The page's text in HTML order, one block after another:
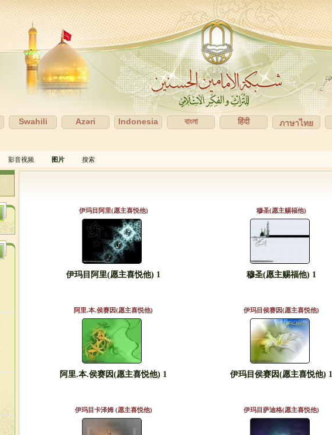
ภาษาไทย
हिंदी
বাংলা
Indonesia
Azəri
Swahili
影音视频 图片 搜索
穆圣(愿主赐福他)
穆圣(愿主赐福他) 1
伊玛目阿里(愿主喜悦他)
伊玛目阿里(愿主喜悦他) 1
伊玛目侯赛因(愿主喜悦他)
伊玛目侯赛因(愿主喜悦他) 1
阿里.本.侯赛因(愿主喜悦他)
阿里.本.侯赛因(愿主喜悦他) 1
伊玛目萨迪格(愿主喜悦他)
伊玛目卡泽姆 (愿主喜悦他)